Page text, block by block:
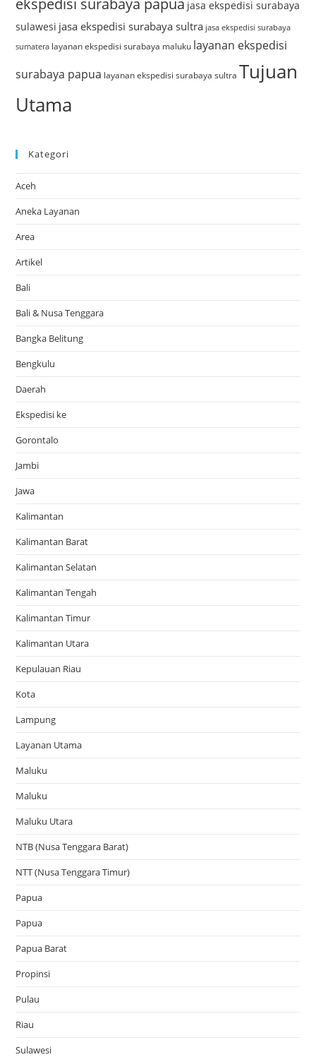
jasa ekspedisi surabaya
sulawesi jasa ekspedisi surabaya sultra jasa ekspedisi surabaya
sumatera layanan ekspedisi surabaya maluku layanan ekspedisi
surabaya papua layanan ekspedisi surabaya sultra Tujuan
Utama
Kategori
Aceh
Aneka Layanan
Area
Artikel
Bali
Bali & Nusa Tenggara
Bangka Belitung
Bengkulu
Daerah
Ekspedisi ke
Gorontalo
Jambi
Jawa
Kalimantan
Kalimantan Barat
Kalimantan Selatan
Kalimantan Tengah
Kalimantan Timur
Kalimantan Utara
Kepulauan Riau
Kota
Lampung
Layanan Utama
Maluku
Maluku
Maluku Utara
NTB (Nusa Tenggara Barat)
NTT (Nusa Tenggara Timur)
Papua
Papua
Papua Barat
Propinsi
Pulau
Riau
Sulawesi